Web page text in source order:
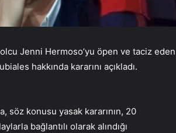
Jenni Hermoso’yu öpen ve taciz eden
hakkında kararını açıkladı.
söz konusu yasak kararının, 20
bağlantılı olarak alındığı